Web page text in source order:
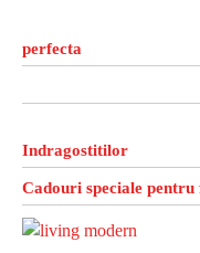
perfecta
Indragostitilor
Cadouri speciale